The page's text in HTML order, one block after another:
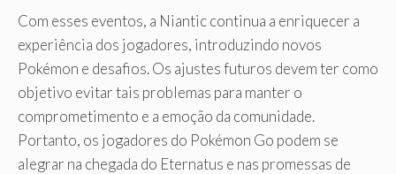
Com esses eventos, a Niantic continua a enriquecer a
experiência dos jogadores, introduzindo novos
Pokémon e desafios. Os ajustes futuros devem ter como
objetivo evitar tais problemas para manter o
comprometimento e a emoção da comunidade.
Portanto, os jogadores do Pokémon Go podem se
alegrar na chegada do Eternatus e nas promessas de